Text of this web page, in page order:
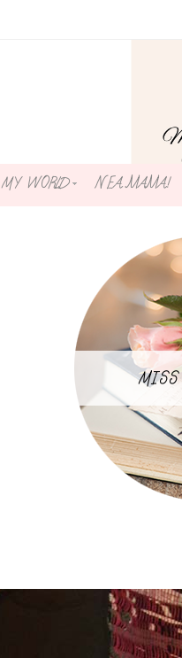
MY WORLD ΝΕΑ ΜΑΜΑ!